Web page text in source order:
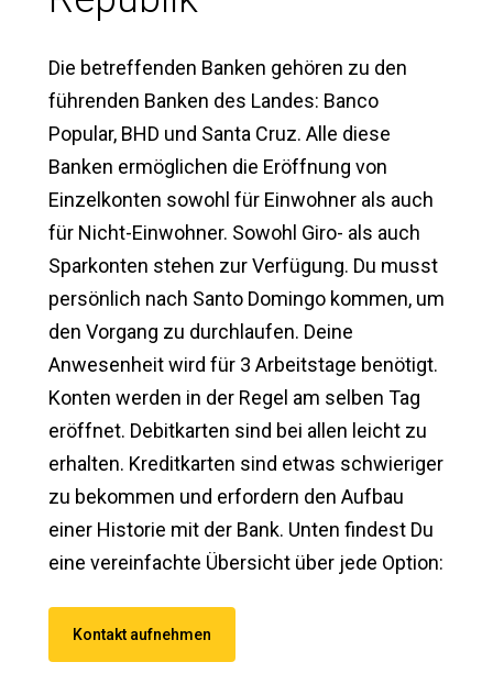
Die betreffenden Banken gehören zu den
führenden Banken des Landes: Banco
Popular, BHD und Santa Cruz. Alle diese
Banken ermöglichen die Eröffnung von
Einzelkonten sowohl für Einwohner als auch
für Nicht-Einwohner. Sowohl Giro- als auch
Sparkonten stehen zur Verfügung. Du musst
persönlich nach Santo Domingo kommen, um
den Vorgang zu durchlaufen. Deine
Anwesenheit wird für 3 Arbeitstage benötigt.
Konten werden in der Regel am selben Tag
eröffnet. Debitkarten sind bei allen leicht zu
erhalten. Kreditkarten sind etwas schwieriger
zu bekommen und erfordern den Aufbau
einer Historie mit der Bank. Unten findest Du
eine vereinfachte Übersicht über jede Option:
Kontakt aufnehmen